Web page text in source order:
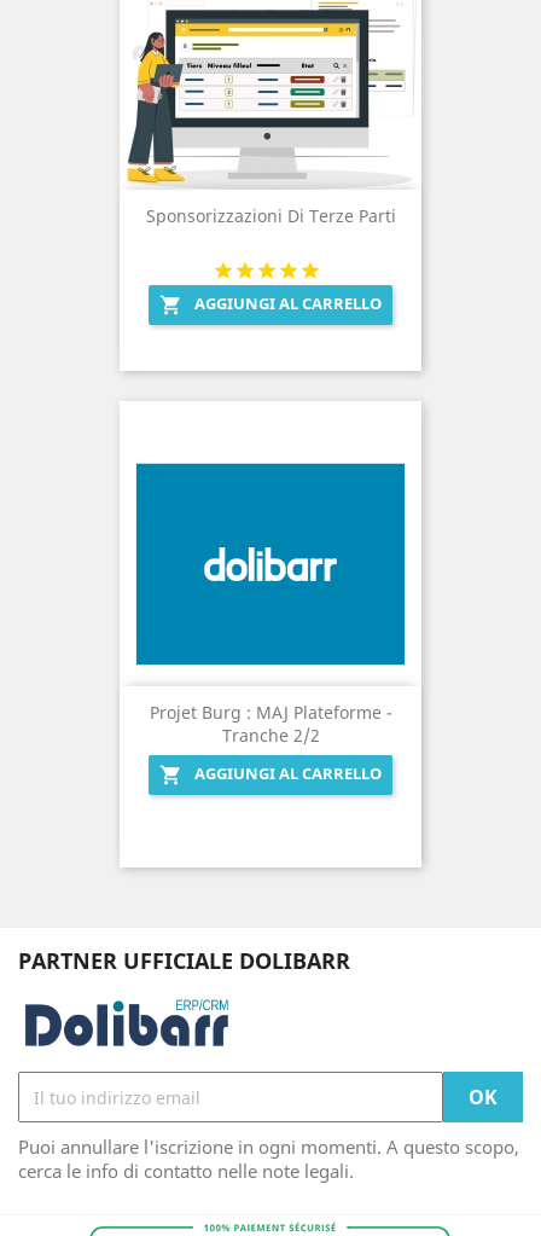
Sponsorizzazioni Di Terze Parti
 AGGIUNGI AL CARRELLO
Projet Burg : MAJ Plateforme -
Tranche 2/2

AGGIUNGI AL CARRELLO
PARTNER UFFICIALE DOLIBARR
Puoi annullare l'iscrizione in ogni momenti. A questo scopo,
cerca le info di contatto nelle note legali.